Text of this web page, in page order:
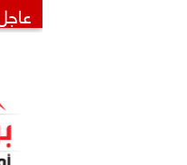
بتكليف مشترك من